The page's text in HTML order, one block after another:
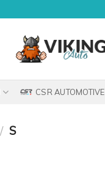
CSR AUTOMOTIVE
/ S